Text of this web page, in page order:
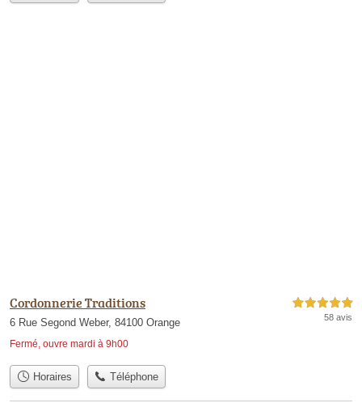
Cordonnerie Traditions
6 Rue Segond Weber, 84100 Orange
Fermé, ouvre mardi à 9h00
5,0 étoiles sur 5
58 avis
Horaires Téléphone